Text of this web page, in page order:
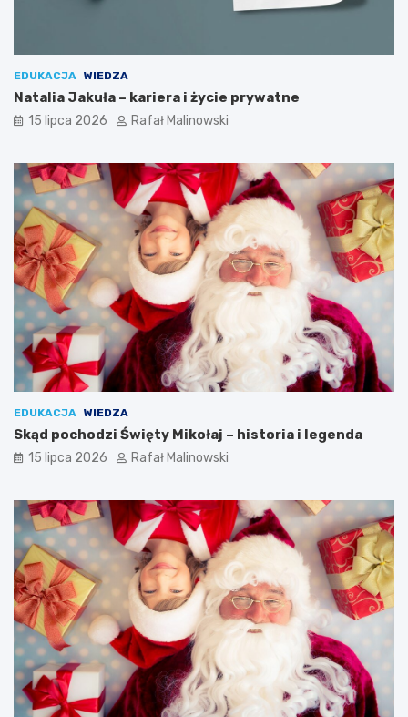
EDUKACJA WIEDZA
Natalia Jakuła – kariera i życie prywatne
15 lipca 2026 Rafał Malinowski
EDUKACJA WIEDZA
Skąd pochodzi Święty Mikołaj – historia i legenda
15 lipca 2026 Rafał Malinowski